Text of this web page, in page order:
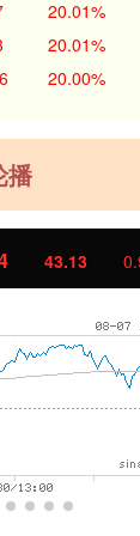
20.01%
20.01%
20.00%
播
43.13